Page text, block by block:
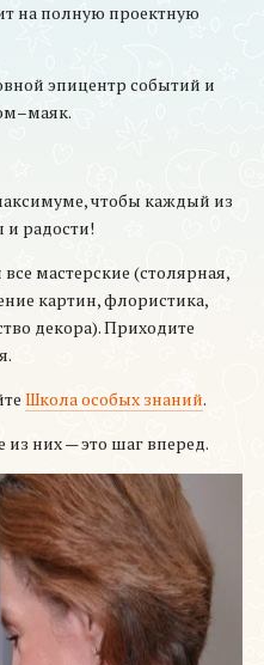
на полную проектную
эпицентр событий и
чтобы каждый из
радости!
мастерские (столярная,
картин, флористика,
декора). Приходите
Школа особых знаний.
них — это шаг вперед.